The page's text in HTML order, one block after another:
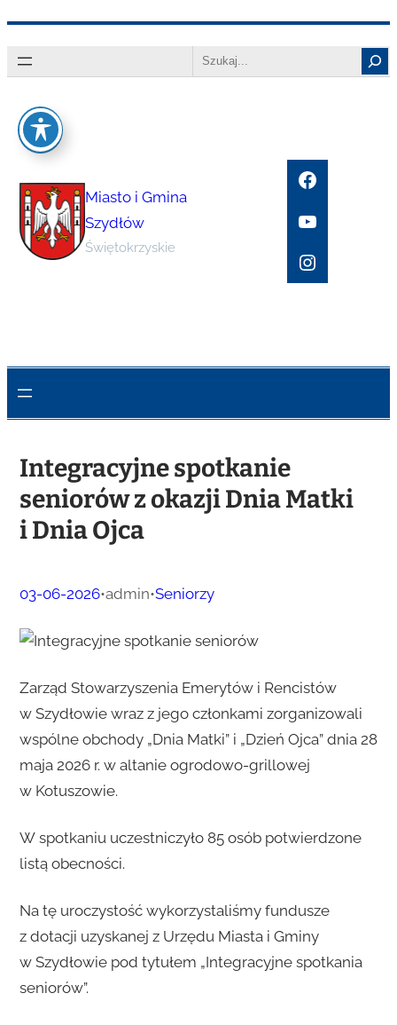
do
Search
Miasto i Gmina
Szydłów
Świętokrzyskie
Facebook
YouTube
Instagram
Integracyjne spotkanie
seniorów z okazji Dnia Matki
i Dnia Ojca
03-06-2026•admin•Seniorzy
Zarząd Stowarzyszenia Emerytów i Rencistów
w Szydłowie wraz z jego członkami zorganizowali
wspólne obchody „Dnia Matki” i „Dzień Ojca” dnia 28
maja 2026 r. w altanie ogrodowo-grillowej
w Kotuszowie.
W spotkaniu uczestniczyło 85 osób potwierdzone
listą obecności.
Na tę uroczystość wykorzystaliśmy fundusze
z dotacji uzyskanej z Urzędu Miasta i Gminy
w Szydłowie pod tytułem „Integracyjne spotkania
seniorów”.